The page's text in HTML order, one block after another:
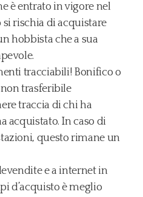
è entrato in vigore nel
rischia di acquistare
hobbista che a sua
tracciabili! Bonifico o
trasferibile
traccia di chi ha
acquistato. In caso di
questo rimane un
e a internet in
d’acquisto è meglio